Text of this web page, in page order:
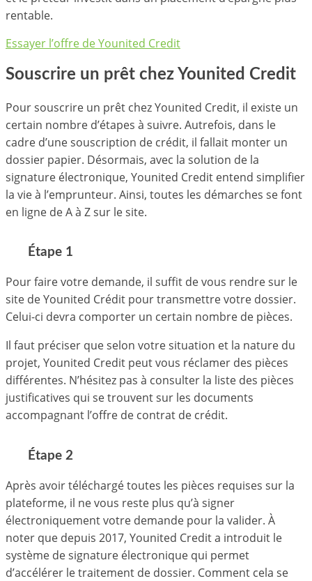
rentable.
Essayer l’offre de Younited Credit
Souscrire un prêt chez Younited Credit
Pour souscrire un prêt chez Younited Credit, il existe un
certain nombre d’étapes à suivre. Autrefois, dans le
cadre d’une souscription de crédit, il fallait monter un
dossier papier. Désormais, avec la solution de la
signature électronique, Younited Credit entend simplifier
la vie à l’emprunteur. Ainsi, toutes les démarches se font
en ligne de A à Z sur le site.
Étape 1
Pour faire votre demande, il suffit de vous rendre sur le
site de Younited Crédit pour transmettre votre dossier.
Celui-ci devra comporter un certain nombre de pièces.
Il faut préciser que selon votre situation et la nature du
projet, Younited Credit peut vous réclamer des pièces
différentes. N’hésitez pas à consulter la liste des pièces
justificatives qui se trouvent sur les documents
accompagnant l’offre de contrat de crédit.
Étape 2
Après avoir téléchargé toutes les pièces requises sur la
plateforme, il ne vous reste plus qu’à signer
électroniquement votre demande pour la valider. À
noter que depuis 2017, Younited Credit a introduit le
système de signature électronique qui permet
d’accélérer le traitement de dossier. Comment cela se